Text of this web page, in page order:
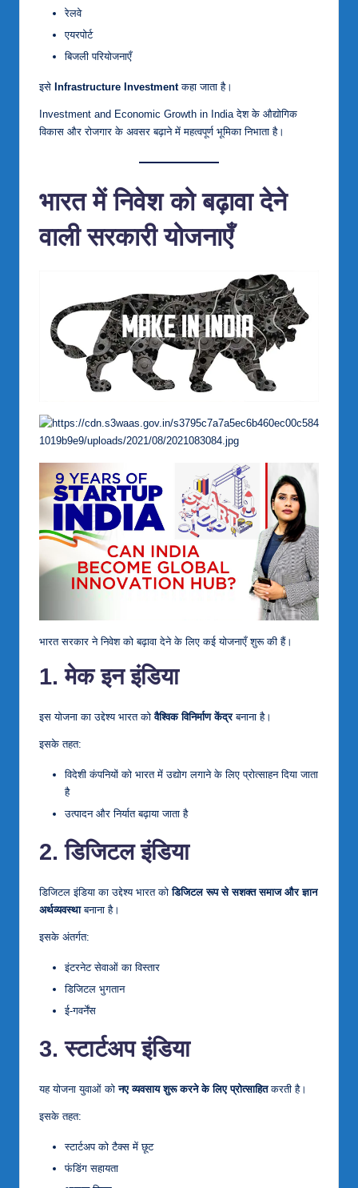
रेलवे
एयरपोर्ट
बिजली परियोजनाएँ
इसे Infrastructure Investmentकहा जाता है।
Investment and Economic Growth in India देश के औद्योगिक
विकास और रोजगार के अवसर बढ़ाने में महत्वपूर्ण भूमिका निभाता है।
भारत में निवेश को बढ़ावा देने
वाली सरकारी योजनाएँ
भारत सरकार ने निवेश को बढ़ावा देने के लिए कई योजनाएँ शुरू की हैं।
1. मेक इन इंडिया
इस योजना का उद्देश्य भारत कोवैश्विक विनिर्माण केंद्रबनाना है।
इसके तहत:
विदेशी कंपनियों को भारत में उद्योग लगाने के लिए प्रोत्साहन दिया जाता
है
उत्पादन और निर्यात बढ़ाया जाता है
2. डिजिटल इंडिया
डिजिटल इंडिया का उद्देश्य भारत कोडिजिटल रूप से सशक्त समाज और ज्ञान
अर्थव्यवस्थाबनाना है।
इसके अंतर्गत:
इंटरनेट सेवाओं का विस्तार
डिजिटल भुगतान
ई-गवर्नेंस
3. स्टार्टअप इंडिया
यह योजना युवाओं कोनए व्यवसाय शुरू करने के लिए प्रोत्साहितकरती है।
इसके तहत:
स्टार्टअप को टैक्स में छूट
फंडिंग सहायता